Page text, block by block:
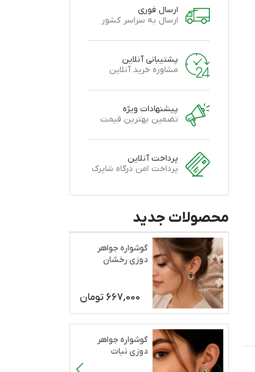
ارسال فوری
ارسال به سراسر کشور
پشتیبانی آنلاین
مشاوره خرید آنلاین
پیشنهادات ویژه
تضمین بهترین قیمت
پرداخت آنلاین
پرداخت امن درگاه شاپرک
محصولات جدید
گوشواره جواهر
دوزی رخشان
667,000 تومان
گوشواره جواهر
دوزی نبات